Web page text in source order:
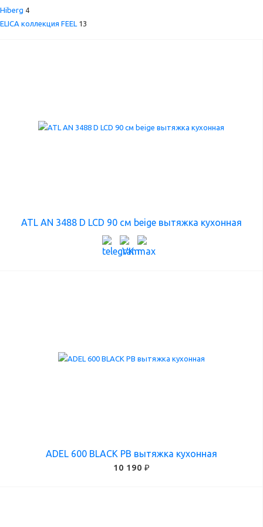
Hiberg 4
ELICA коллекция FEEL 13
ATL AN 3488 D LCD 90 см beige вытяжка кухонная
ADEL 600 BLACK PB вытяжка кухонная
10 190 ₽